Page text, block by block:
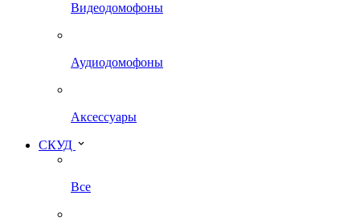
Видеодомофоны
Аудиодомофоны
Аксессуары
СКУД
Все